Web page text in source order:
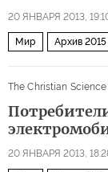
20 ЯНВАРЯ 2013,
Мир Архив 2015
The Christian
20 ЯНВАРЯ 2013,